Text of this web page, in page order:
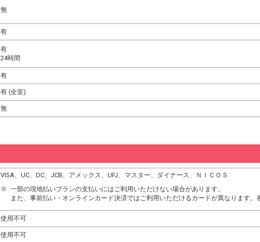
無
有
有
24時間
有
有 (全室)
無
VISA、UC、DC、JCB、アメックス、UFJ、マスター、ダイナース、ＮＩＣＯＳ
一部の現地払いプランの支払いにはご利用いただけない場合があります。
また、事前払い・オンラインカード決済ではご利用いただけるカードが異なります。
使用不可
使用不可